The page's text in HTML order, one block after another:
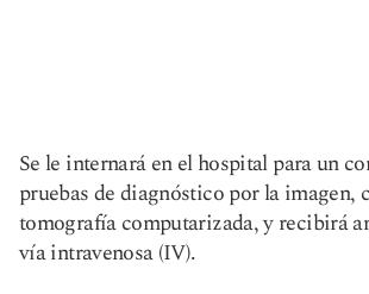
Se le internará en el hospital para un
pruebas de diagnóstico por la imagen,
tomografía computarizada, y recibirá
vía intravenosa (IV).